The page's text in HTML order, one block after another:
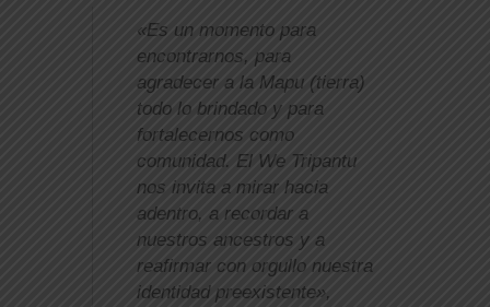
«Es un momento para
encontrarnos, para
agradecer a la Mapu (tierra)
todo lo brindado y para
fortalecernos como
comunidad. El We Tripantu
nos invita a mirar hacia
adentro, a recordar a
nuestros ancestros y a
reafirmar con orgullo nuestra
identidad preexistente»,